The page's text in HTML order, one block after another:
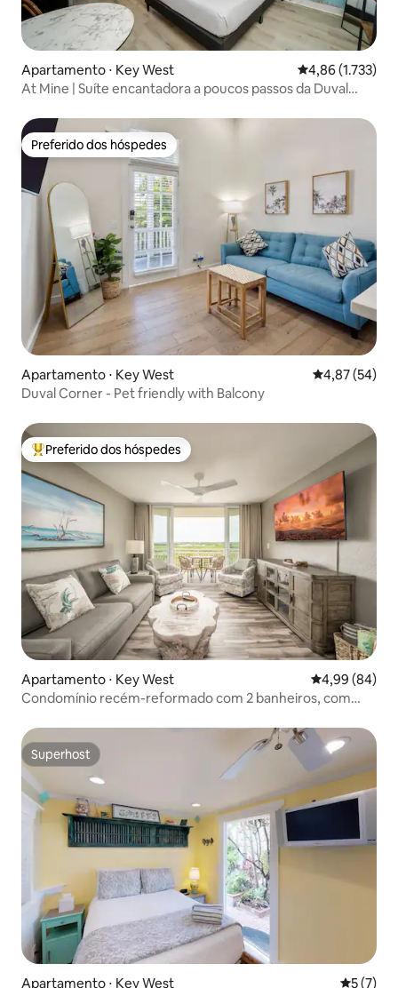
Apartamento ⋅ Key West 4,86 de uma
4,86 (1.733)
At Mine | Suíte encantadora a poucos passos da Duval
Preferido dos hóspedes
Preferido dos hóspedes
Apartamento ⋅ Key West 4,87 de uma
4,87 (54)
Duval Corner - Pet friendly with Balcony
Entre os melhores preferidos dos hóspedes
Preferido dos hóspedes
Apartamento ⋅ Key West 4,99 de uma
4,99 (84)
Condomínio recém-reformado com 2 banheiros, com
Superhost
Superhost
Apartamento ⋅ Key West 5 de
5 (7)